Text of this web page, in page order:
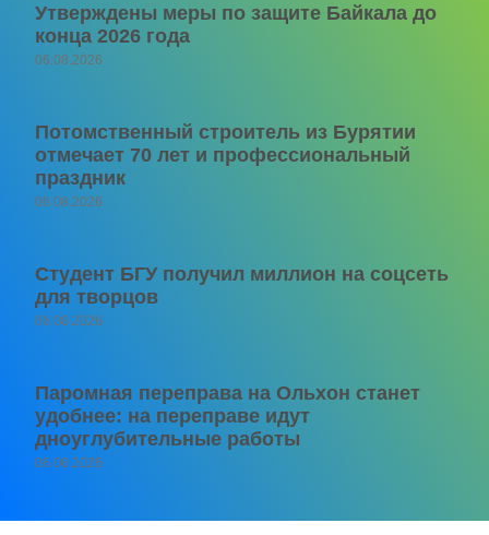
Утверждены меры по защите Байкала до
конца 2026 года
06.08.2026
Потомственный строитель из Бурятии
отмечает 70 лет и профессиональный
праздник
06.08.2026
Студент БГУ получил миллион на соцсеть
для творцов
06.08.2026
Паромная переправа на Ольхон станет
удобнее: на переправе идут
дноуглубительные работы
06.08.2026